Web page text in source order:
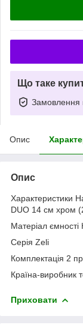
Що таке
Замовлення
Опис
Опис
Характеристики
DUO 14 см хром
Матеріал
Серія Zeli
Комплектація 2
Країна-виробник
Приховати